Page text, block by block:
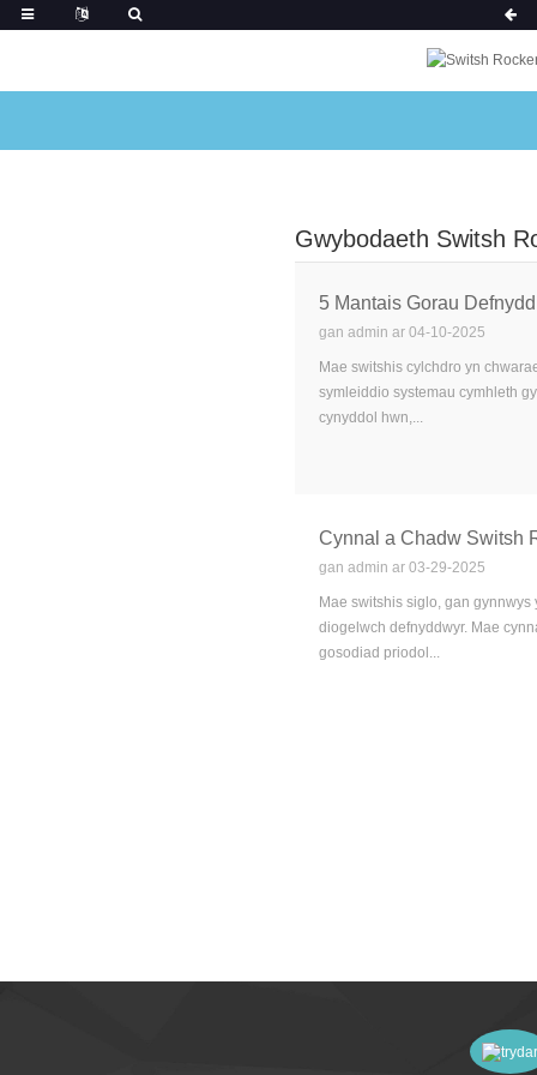
Gwybodaeth Switsh
5 Mantais Gorau
gan admin ar 04-10-2025
Mae switshis cylchdro yn
symleiddio systemau cymhleth
cynyddol hwn,...
Cynnal a Chadw Switsh
gan admin ar 03-29-2025
Mae switshis siglo, gan
diogelwch defnyddwyr. Mae
gosodiad priodol...